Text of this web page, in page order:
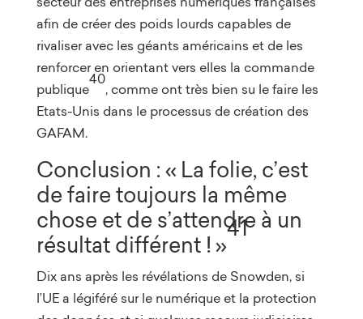
afin de créer des poids lourds capables de
rivaliser avec les géants américains et de les
renforcer en orientant vers elles la commande
publique
40
, comme ont très bien su le faire les
Etats-Unis dans le processus de création des
GAFAM.
Conclusion : « La folie, c’est
de faire toujours la même
chose et de s’attendre à un
résultat différent ! »
41
Dix ans après les révélations de Snowden, si
l’UE a légiféré sur le numérique et la protection